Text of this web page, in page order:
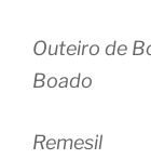
Outeiro
Boado